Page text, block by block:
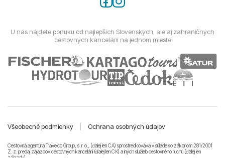
U nás nájdete ponuku od najlepších Slovenských, ale aj zahraničných
cestovných kancelárií na jednom mieste
Všeobecné podmienky Ochrana osobných údajov
Cestovná agentúra Travelco Group, s. r. o., (ďalej len CA) sprostredkováva v súlade so zákonom 281/2001
Z. z. predaj zájazdov cestovných kancelárii (ďalej len CK) a iných služieb cestovného ruchu (ďalej len
zájazdy).